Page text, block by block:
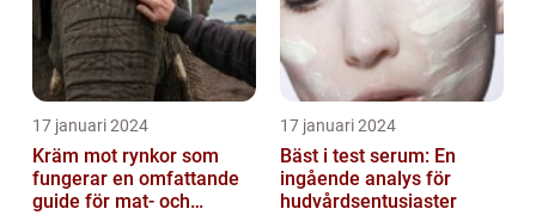
17 januari 2024
Kräm mot rynkor som
fungerar en omfattande
guide för mat- och
17 januari 2024
Bäst i test serum: En
ingående analys för
hudvårdsentusiaster